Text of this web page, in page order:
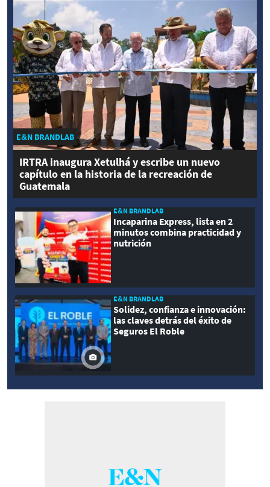
E&N BRANDLAB
IRTRA inaugura Xetulhá y escribe un nuevo
capítulo en la historia de la recreación de
Guatemala
E&N BRANDLAB
Incaparina Express, lista en 2
minutos combina practicidad y
nutrición
E&N BRANDLAB
Solidez, confianza e innovación:
las claves detrás del éxito de
Seguros El Roble